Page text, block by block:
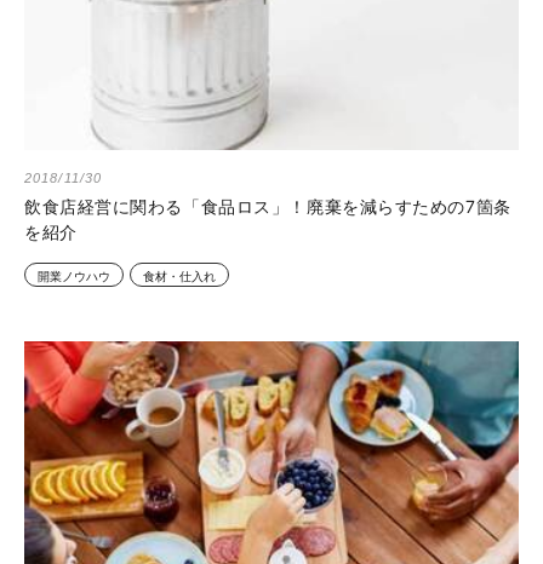
2018/11/30
飲食店経営に関わる「食品ロス」！廃棄を減らすための7箇条
を紹介
開業ノウハウ 食材・仕入れ